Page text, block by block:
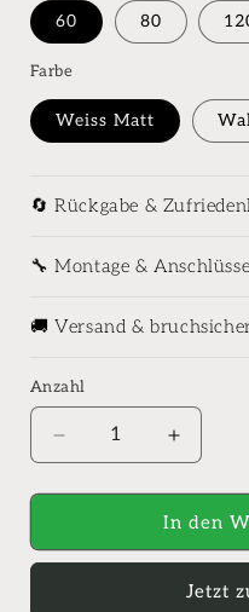
60 80
Farbe
Weiss Matt
🔄 Rückgabe &
🔧 Montage &
🚚 Versand &
Anzahl
Anzahl
Verringere
die
Menge
Oase
Erhöhe
die
Menge
für
Oase
Set
In den
Jetzt